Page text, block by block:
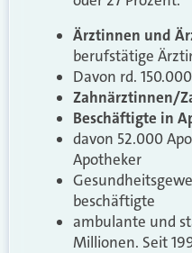
Ärztinnen und
berufstätige
Davon rd.
Zahnärztinnen/
Beschäftigte in
davon 52.000
Apotheker
beschäftigte
ambulante und
Millionen. Seit